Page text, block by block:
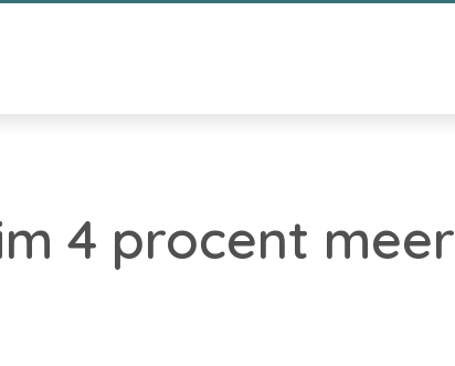
4 procent meer